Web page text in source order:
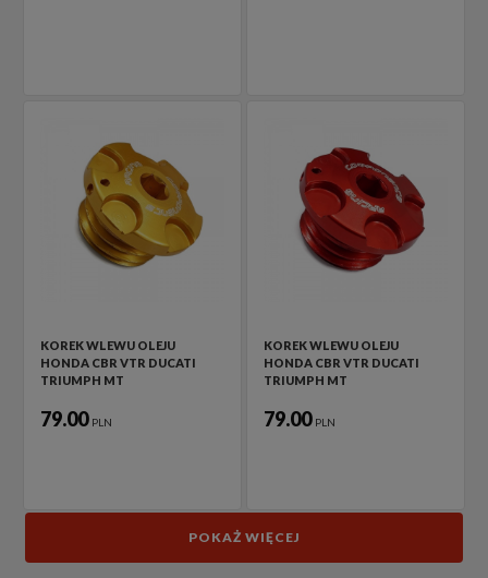
KOREK WLEWU OLEJU
HONDA CBR VTR DUCATI
TRIUMPH MT
79.00 PLN
KOREK WLEWU OLEJU
HONDA CBR VTR DUCATI
TRIUMPH MT
79.00 PLN
POKAŻ WIĘCEJ